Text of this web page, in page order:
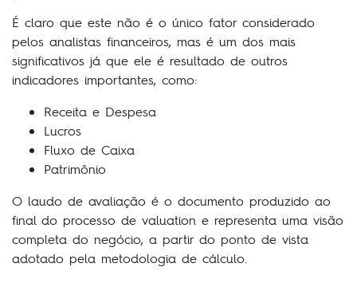
É claro que este não é o único fator considerado
pelos analistas financeiros, mas é um dos mais
significativos já que ele é resultado de outros
indicadores importantes, como:
Receita e Despesa
Lucros
Fluxo de Caixa
Patrimônio
O laudo de avaliação é o documento produzido ao
final do processo de valuation e representa uma visão
completa do negócio, a partir do ponto de vista
adotado pela metodologia de cálculo.